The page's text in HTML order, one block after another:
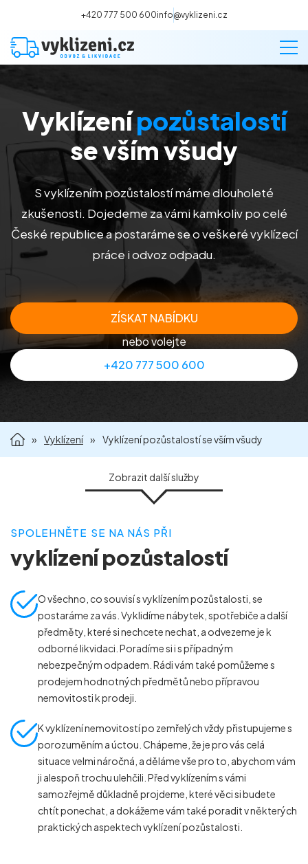
+420 777 500 600info@vyklizeni.cz
Vyklízení
Stěhování
Malování
Deratizace a dezinsekce
Příprava nemovitostí na prodej
Vyklízenípozůstalostí
se vším všudy
S vyklízením pozůstalostí máme dlouholeté
zkušenosti. Dojedeme za vámi kamkoliv po celé
České republice a postaráme se o veškeré vyklízecí
práce i odvoz odpadu.
ZÍSKAT NABÍDKU
nebo volejte
+420 777 500 600
» Vyklízení » Vyklízení pozůstalostí se vším všudy
Zobrazit další služby
JAK VYKLÍZENÍ PROBÍHÁ?
LIKVIDACE ETERNITU A ODSTRANĚNÍ AZBESTOBETONU
VYKLÍZENÍ BYTŮ VYKLÍZENÍ DOMŮ
VYKLÍZENÍ KOMERČNÍCH PROSTOR
VYKLÍZENÍ PO POVODNÍCH VYKLÍZENÍ POZŮSTALOSTÍ
VYKLÍZENÍ SKLEPŮ A GARÁŽÍ VYKLÍZENÍ ZAHRAD
SPOLEHNĚTE SE NA NÁS PŘI
vyklízení pozůstalostí
O všechno, co souvisí s vyklízením pozůstalosti, se
postaráme za vás. Vyklidíme nábytek, spotřebiče a další
předměty, které si nechcete nechat, a odvezeme je k
odborné likvidaci. Poradíme si i s případným
nebezpečným odpadem. Rádi vám také pomůžeme s
prodejem hodnotných předmětů nebo přípravou
nemovitosti k prodeji.
K vyklízení nemovitostí po zemřelých vždy přistupujeme s
porozuměním a úctou. Chápeme, že je pro vás celá
situace velmi náročná, a děláme vše pro to, abychom vám
ji alespoň trochu ulehčili. Před vyklízením s vámi
samozřejmě důkladně projdeme, které věci si budete
chtít ponechat, a dokážeme vám také poradit v některých
praktických aspektech vyklízení pozůstalosti.